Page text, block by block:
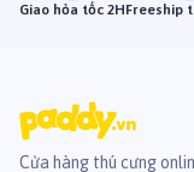
Giao hỏa tốc 2HFreeship
Cửa hàng thú cưng